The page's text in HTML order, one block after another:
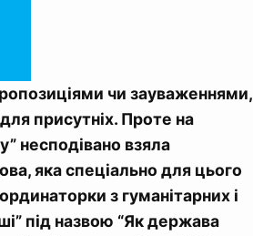
чи зауваженнями,
присутніх. Проте на
несподівано взяла
яка спеціально для цього
з гуманітарних і
під назвою “Як держава